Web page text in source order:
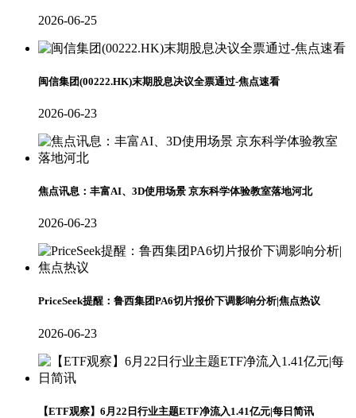
2026-06-25
闽信集团(00222.HK)末期股息决议全票通过-焦点速看
2026-06-23
焦点讯息：丰富AI、3D使用场景 京东科学体验教室落地河北
2026-06-23
PriceSeek提醒：鲁西集团PA6切片报价下调影响分析|焦点热议
2026-06-23
【ETF观察】6月22日行业主题ETF净流入1.41亿元|每日简讯